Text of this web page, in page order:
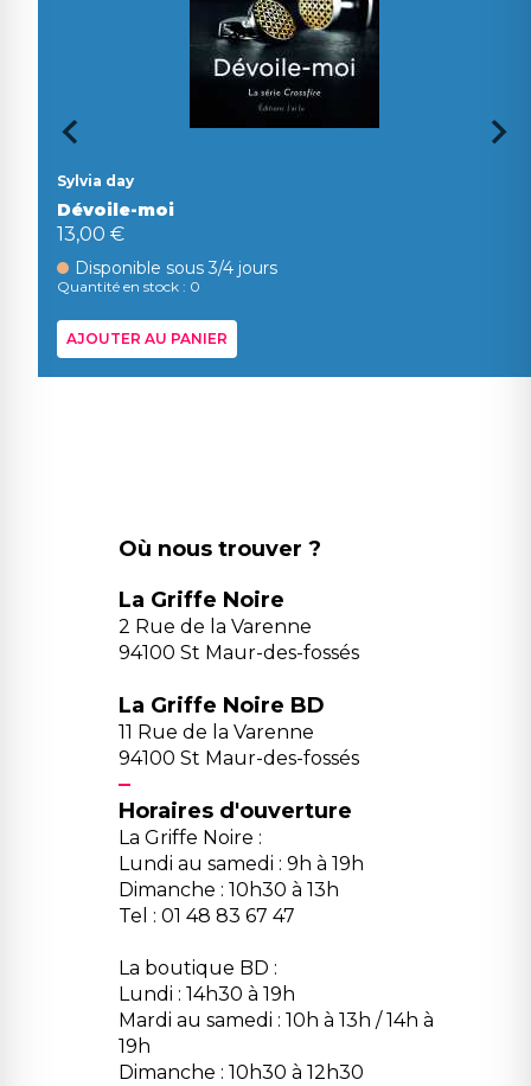
Sylvia day
Dévoile-moi
13,00 €
Disponible sous 3/4 jours
Quantité en stock : 0
AJOUTER AU PANIER
Où nous trouver ?
La Griffe Noire
2 Rue de la Varenne
94100 St Maur-des-fossés
La Griffe Noire BD
11 Rue de la Varenne
94100 St Maur-des-fossés
Horaires d'ouverture
La Griffe Noire :
Lundi au samedi : 9h à 19h
Dimanche : 10h30 à 13h
Tel : 01 48 83 67 47
La boutique BD :
Lundi : 14h30 à 19h
Mardi au samedi : 10h à 13h / 14h à
19h
Dimanche : 10h30 à 12h30